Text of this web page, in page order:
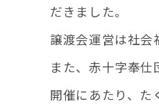
だきました。
譲渡会運営は社会
また、赤十字奉仕
開催にあたり、た